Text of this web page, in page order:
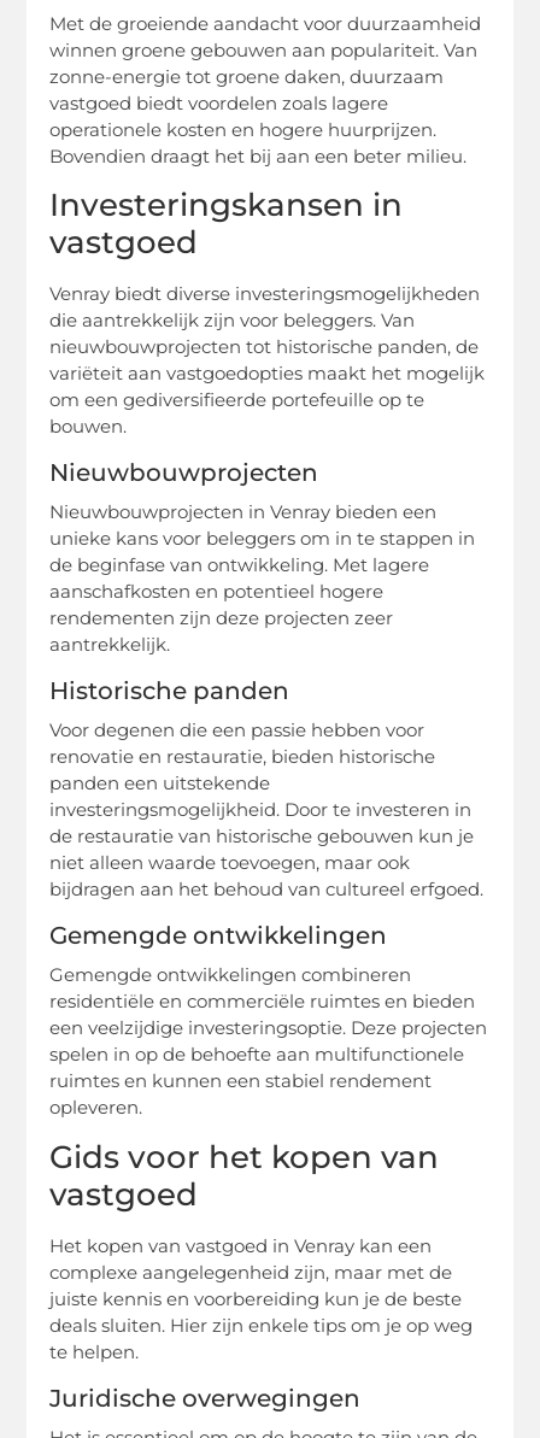
Met de groeiende aandacht voor duurzaamheid
winnen groene gebouwen aan populariteit. Van
zonne-energie tot groene daken, duurzaam
vastgoed biedt voordelen zoals lagere
operationele kosten en hogere huurprijzen.
Bovendien draagt het bij aan een beter milieu.
Investeringskansen in
vastgoed
Venray biedt diverse investeringsmogelijkheden
die aantrekkelijk zijn voor beleggers. Van
nieuwbouwprojecten tot historische panden, de
variëteit aan vastgoedopties maakt het mogelijk
om een gediversifieerde portefeuille op te
bouwen.
Nieuwbouwprojecten
Nieuwbouwprojecten in Venray bieden een
unieke kans voor beleggers om in te stappen in
de beginfase van ontwikkeling. Met lagere
aanschafkosten en potentieel hogere
rendementen zijn deze projecten zeer
aantrekkelijk.
Historische panden
Voor degenen die een passie hebben voor
renovatie en restauratie, bieden historische
panden een uitstekende
investeringsmogelijkheid. Door te investeren in
de restauratie van historische gebouwen kun je
niet alleen waarde toevoegen, maar ook
bijdragen aan het behoud van cultureel erfgoed.
Gemengde ontwikkelingen
Gemengde ontwikkelingen combineren
residentiële en commerciële ruimtes en bieden
een veelzijdige investeringsoptie. Deze projecten
spelen in op de behoefte aan multifunctionele
ruimtes en kunnen een stabiel rendement
opleveren.
Gids voor het kopen van
vastgoed
Het kopen van vastgoed in Venray kan een
complexe aangelegenheid zijn, maar met de
juiste kennis en voorbereiding kun je de beste
deals sluiten. Hier zijn enkele tips om je op weg
te helpen.
Juridische overwegingen